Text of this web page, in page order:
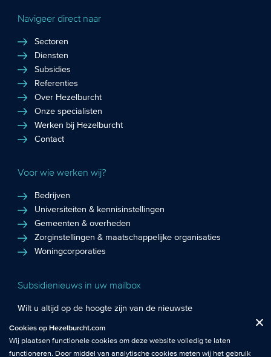
Navigeer direct naar
Sectoren
Diensten
Subsidies
Referenties
Over Hezelburcht
Onze specialisten
Werken bij Hezelburcht
Contact
Voor wie werken wij?
Bedrijven
Universiteiten & kennisinstellingen
Gemeenten & overheden
Zorginstellingen & maatschappelijke organisaties
Woningcorporaties
Subsidienieuws in uw mailbox
Wilt u altijd op de hoogte zijn van de nieuwste
voor de Hezelburcht Subsidienieuwsbrief!
noodzakelijk om de website goed te laten werken.
Cookies op Hezelburcht.com
Wij plaatsen functionele cookies om deze website volledig te laten
functioneren. Door middel van analytische cookies meten wij het gebruik